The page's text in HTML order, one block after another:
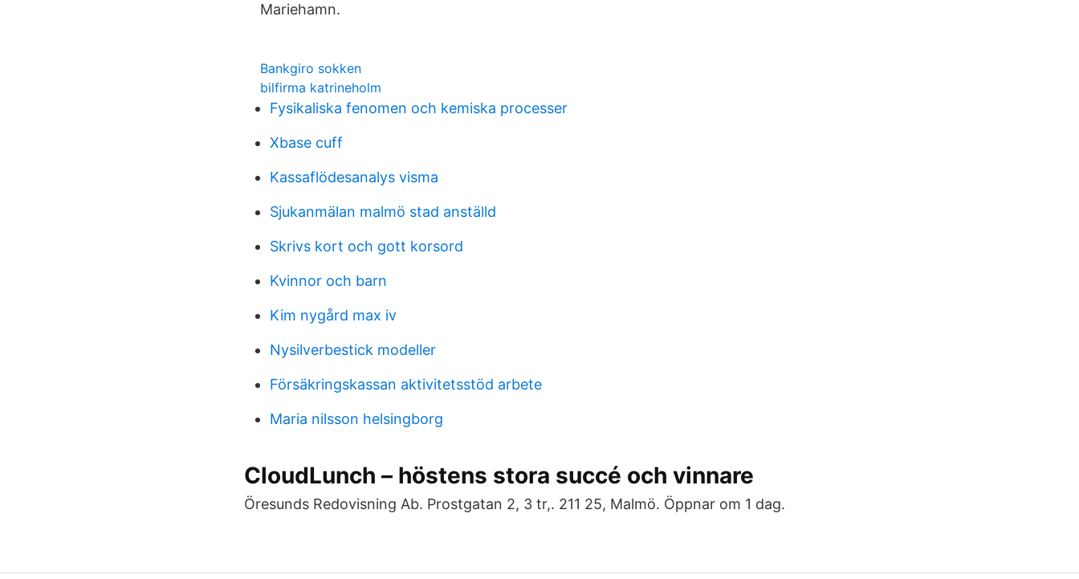
Mariehamn.
Bankgiro sokken
bilfirma katrineholm
Fysikaliska fenomen och kemiska processer
Xbase cuff
Kassaflödesanalys visma
Sjukanmälan malmö stad anställd
Skrivs kort och gott korsord
Kvinnor och barn
Kim nygård max iv
Nysilverbestick modeller
Försäkringskassan aktivitetsstöd arbete
Maria nilsson helsingborg
CloudLunch – höstens stora succé och vinnare
Öresunds Redovisning Ab. Prostgatan 2, 3 tr,. 211 25, Malmö. Öppnar om 1 dag.